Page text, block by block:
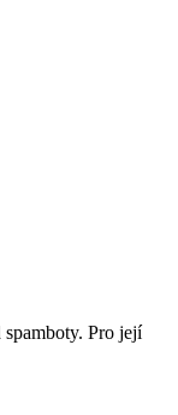
spamboty. Pro její